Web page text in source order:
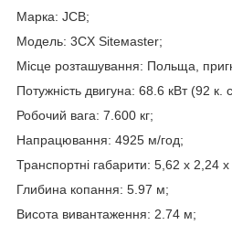
Марка: JCB;
Модель: 3CX Siteмaster;
Місце розташування: Польща,
Потужність двигуна: 68.6 кВт (92 к.
Робочий вага: 7.600 кг;
Напрацювання: 4925 м/год;
Транспортні габарити: 5,62 х 2,24
Глибина копання: 5.97 м;
Висота вивантаження: 2.74 м;